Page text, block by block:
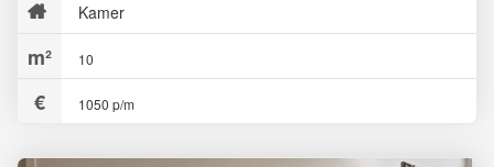
Kamer
10
1050 p/m